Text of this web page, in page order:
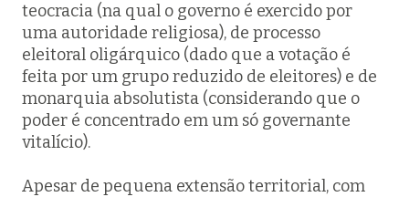
teocracia (na qual o governo é exercido por
uma autoridade religiosa), de processo
eleitoral oligárquico (dado que a votação é
feita por um grupo reduzido de eleitores) e de
monarquia absolutista (considerando que o
poder é concentrado em um só governante
vitalício).
Apesar de pequena extensão territorial, com